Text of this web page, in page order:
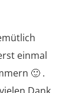
einmal
🙂 .